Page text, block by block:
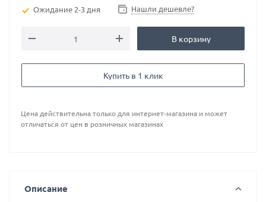
Ожидание 2-3 дня Нашли дешевле?
В корзину
Купить в 1 клик
Цена действительна только для интернет-магазина и может
отличаться от цен в розничных магазинах
Описание